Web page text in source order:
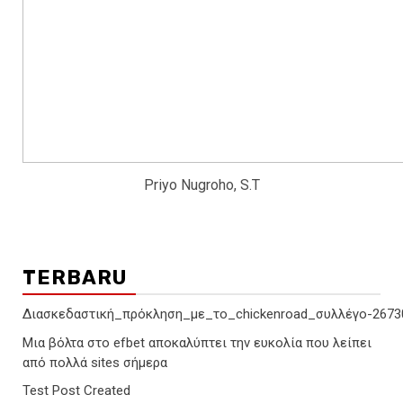
Priyo Nugroho, S.T
TERBARU
Διασκεδαστική_πρόκληση_με_το_chickenroad_συλλέγο-
Μια βόλτα στο efbet αποκαλύπτει την ευκολία που λείπει
από πολλά sites σήμερα
Test Post Created